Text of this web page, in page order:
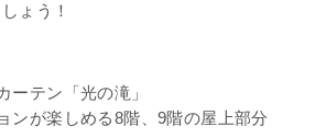
ょう！
ーテン「光の滝」
ンが楽しめる8階、9階の屋上部分